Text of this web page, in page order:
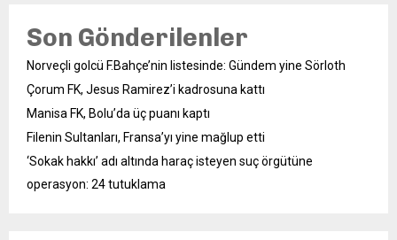
Son Gönderilenler
Norveçli golcü F.Bahçe’nin listesinde: Gündem yine Sörloth
Çorum FK, Jesus Ramirez’i kadrosuna kattı
Manisa FK, Bolu’da üç puanı kaptı
Filenin Sultanları, Fransa’yı yine mağlup etti
‘Sokak hakkı’ adı altında haraç isteyen suç örgütüne
operasyon: 24 tutuklama